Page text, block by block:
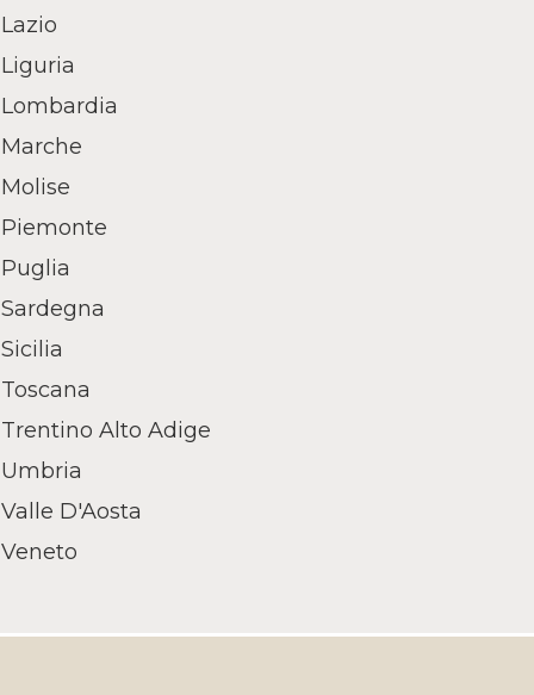
Lazio
Liguria
Lombardia
Marche
Molise
Piemonte
Puglia
Sardegna
Sicilia
Toscana
Trentino Alto Adige
Umbria
Valle D'Aosta
Veneto